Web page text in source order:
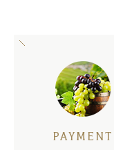
PAYMENT